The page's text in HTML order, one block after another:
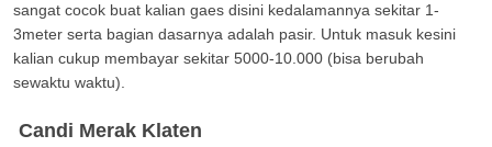
sangat cocok buat kalian gaes disini kedalamannya sekitar 1-
3meter serta bagian dasarnya adalah pasir. Untuk masuk kesini
kalian cukup membayar sekitar 5000-10.000 (bisa berubah
sewaktu waktu).
Candi Merak Klaten